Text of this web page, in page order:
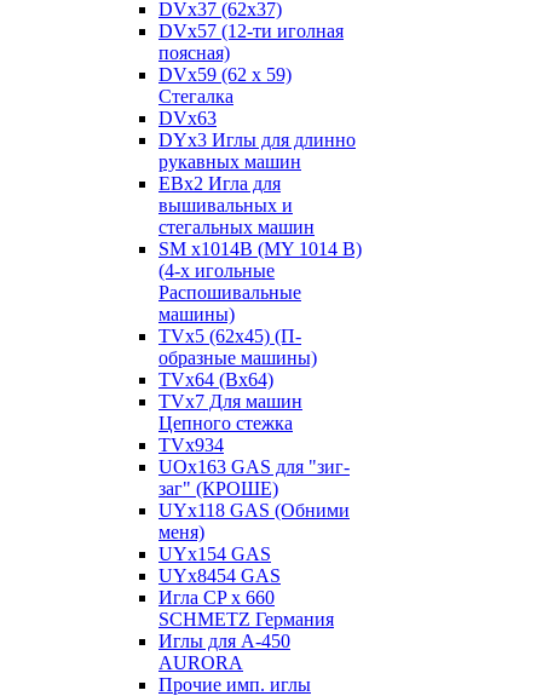
DVx37 (62x37)
DVx57 (12-ти иголная
поясная)
DVx59 (62 x 59)
Стегалка
DVx63
DYx3 Иглы для длинно
рукавных машин
EBx2 Игла для
вышивальных и
стегальных машин
SM x1014B (MY 1014 B)
(4-х игольные
Распошивальные
машины)
TVх5 (62х45) (П-
образные машины)
TVх64 (Вх64)
TVх7 Для машин
Цепного стежка
TVх934
UOx163 GAS для "зиг-
заг" (КРОШЕ)
UYx118 GAS (Обними
меня)
UYx154 GAS
UYx8454 GAS
Игла CP х 660
SCHMETZ Германия
Иглы для А-450
AURORA
Прочие имп. иглы